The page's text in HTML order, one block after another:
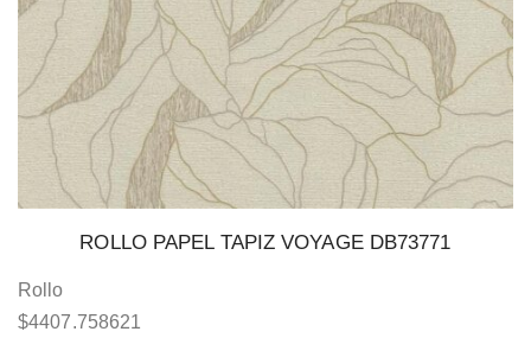
ROLLO PAPEL TAPIZ VOYAGE DB73771
Rollo
$4407.758621